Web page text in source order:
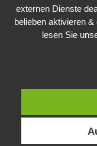
externen Dienste
belieben aktivieren
lesen Sie